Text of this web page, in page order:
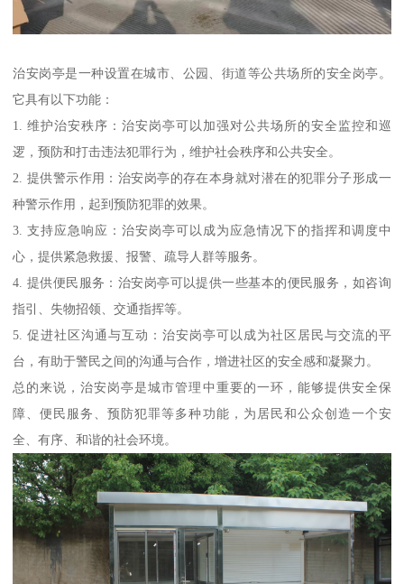
治安岗亭是一种设置在城市、公园、街道等公共场所的安全岗亭。
它具有以下功能：
1. 维护治安秩序：治安岗亭可以加强对公共场所的安全监控和巡
逻，预防和打击违法犯罪行为，维护社会秩序和公共安全。
2. 提供警示作用：治安岗亭的存在本身就对潜在的犯罪分子形成一
种警示作用，起到预防犯罪的效果。
3. 支持应急响应：治安岗亭可以成为应急情况下的指挥和调度中
心，提供紧急救援、报警、疏导人群等服务。
4. 提供便民服务：治安岗亭可以提供一些基本的便民服务，如咨询
指引、失物招领、交通指挥等。
5. 促进社区沟通与互动：治安岗亭可以成为社区居民与交流的平
台，有助于警民之间的沟通与合作，增进社区的安全感和凝聚力。
总的来说，治安岗亭是城市管理中重要的一环，能够提供安全保
障、便民服务、预防犯罪等多种功能，为居民和公众创造一个安
全、有序、和谐的社会环境。